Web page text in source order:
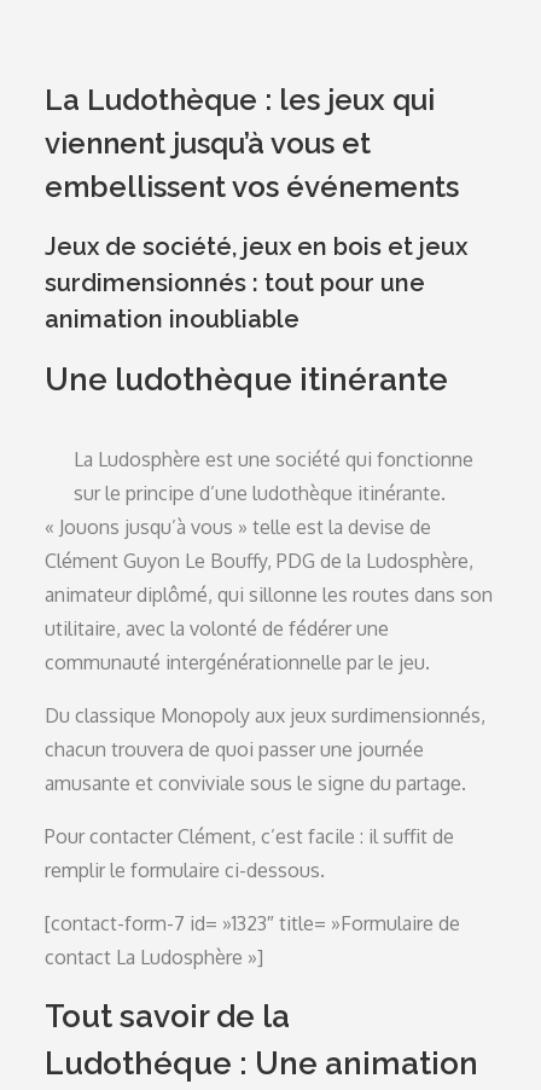
La Ludothèque : les jeux qui
viennent jusqu’à vous et
embellissent vos événements
Jeux de société, jeux en bois et jeux
surdimensionnés : tout pour une
animation inoubliable
Une ludothèque itinérante
La Ludosphère est une société qui fonctionne
sur le principe d’une ludothèque itinérante.
« Jouons jusqu’à vous » telle est la devise de
Clément Guyon Le Bouffy, PDG de la Ludosphère,
animateur diplômé, qui sillonne les routes dans son
utilitaire, avec la volonté de fédérer une
communauté intergénérationnelle par le jeu.
Du classique Monopoly aux jeux surdimensionnés,
chacun trouvera de quoi passer une journée
amusante et conviviale sous le signe du partage.
Pour contacter Clément, c’est facile : il suffit de
remplir le formulaire ci-dessous.
[contact-form-7 id= »1323″ title= »Formulaire de
contact La Ludosphère »]
Tout savoir de la
Ludothéque : Une animation